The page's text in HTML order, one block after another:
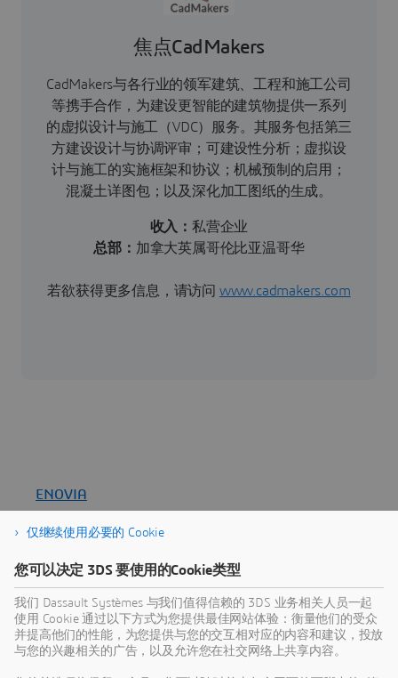
焦点CadMakers
CadMakers与各行业的领军建筑、工程和施工公司
等携手合作，为建设更智能的建筑物提供一系列
的虚拟设计与施工（VDC）服务。其服务包括第三
方建设设计与协调评审；可建设性分析；虚拟设
计与施工的实施框架和协议；机械预制的启用；
混凝土详图包；以及深化加工图纸的生成。
收入：私营企业
总部： 加拿大英属哥伦比亚温哥华
若欲获得更多信息，请访问 www.cadmakers.com
ENOVIA
ENOVIA 由 3DEXPERIENCE 平台提供支持,助您实现
品牌
仅继续使用必要的 Cookie
您可以决定 3DS 要使用的Cookie类型
我们 Dassault Systèmes 与我们值得信赖的 3DS 业务相关人员一起
使用 Cookie 通过以下方式为您提供最佳网站体验：衡量他们的受众
并提高他们的性能，为您提供与您的交互相对应的内容和建议，投放
与您的兴趣相关的广告，以及允许您在社交网络上共享内容。